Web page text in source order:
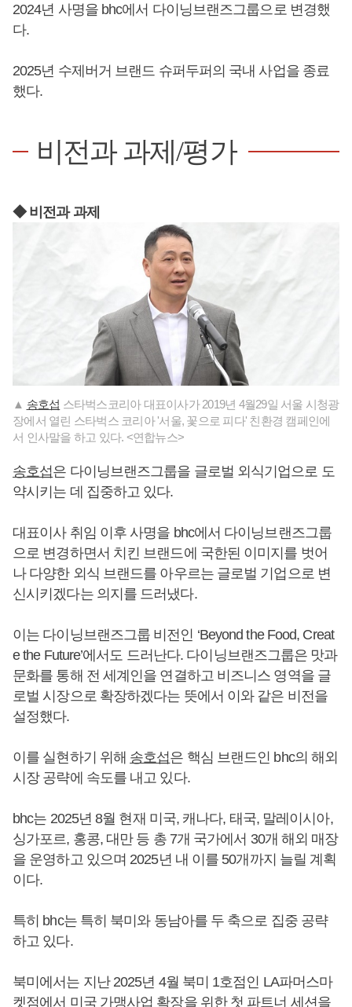
2024년 사명을 bhc에서 다이닝브랜즈그룹으로 변경했
다.
2025년 수제버거 브랜드 슈퍼두퍼의 국내 사업을 종료
했다.
비전과 과제/평가
◆ 비전과 과제
▲ 송호섭 스타벅스코리아 대표이사가 2019년 4월29일 서울 시청광
장에서 열린 스타벅스 코리아 '서울, 꽃으로 피다' 친환경 캠페인에
서 인사말을 하고 있다. <연합뉴스>
송호섭은 다이닝브랜즈그룹을 글로벌 외식기업으로 도
약시키는 데 집중하고 있다.
대표이사 취임 이후 사명을 bhc에서 다이닝브랜즈그룹
으로 변경하면서 치킨 브랜드에 국한된 이미지를 벗어
나 다양한 외식 브랜드를 아우르는 글로벌 기업으로 변
신시키겠다는 의지를 드러냈다.
이는 다이닝브랜즈그룹 비전인 ‘Beyond the Food, Creat
e the Future’에서도 드러난다. 다이닝브랜즈그룹은 맛과
문화를 통해 전 세계인을 연결하고 비즈니스 영역을 글
로벌 시장으로 확장하겠다는 뜻에서 이와 같은 비전을
설정했다.
이를 실현하기 위해 송호섭은 핵심 브랜드인 bhc의 해외
시장 공략에 속도를 내고 있다.
bhc는 2025년 8월 현재 미국, 캐나다, 태국, 말레이시아,
싱가포르, 홍콩, 대만 등 총 7개 국가에서 30개 해외 매장
을 운영하고 있으며 2025년 내 이를 50개까지 늘릴 계획
이다.
특히 bhc는 특히 북미와 동남아를 두 축으로 집중 공략
하고 있다.
북미에서는 지난 2025년 4월 북미 1호점인 LA파머스마
켓점에서 미국 가맹사업 확장을 위한 첫 파트너 세션을